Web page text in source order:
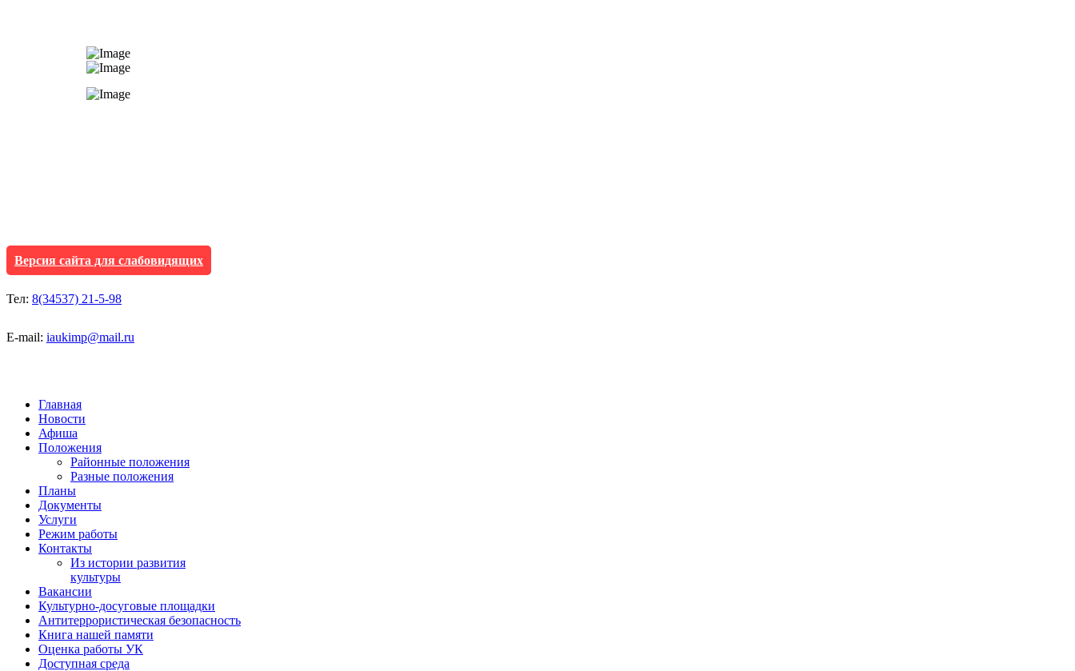
Версия сайта для слабовидящих
Тел: 8(34537) 21-5-98
E-mail: iaukimp@mail.ru
Главная
Новости
Афиша
Положения
Районные положения
Разные положения
Планы
Документы
Услуги
Режим работы
Контакты
Из истории развития
культуры
Вакансии
Культурно-досуговые площадки
Антитеррористическая безопасность
Книга нашей памяти
Оценка работы УК
Доступная среда